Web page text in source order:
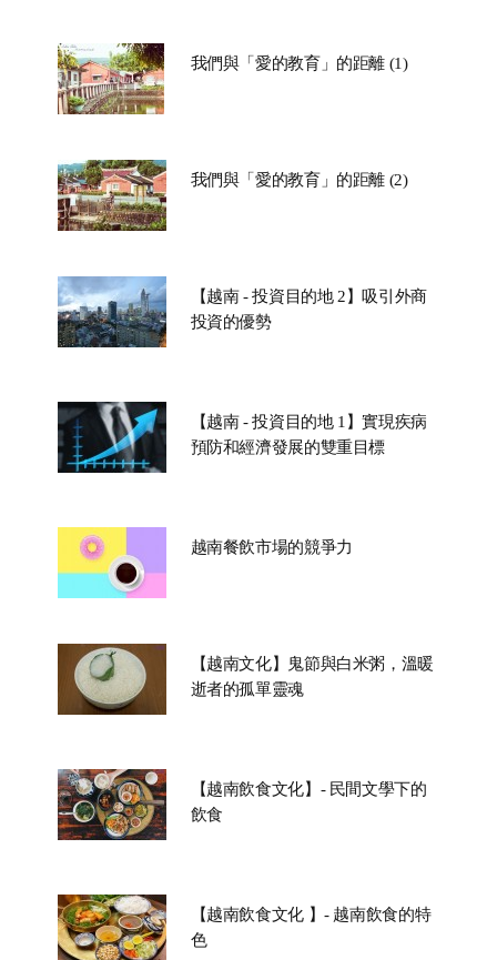
我們與「愛的教育」的距離 (1)
我們與「愛的教育」的距離 (2)
【越南 - 投資目的地 2】吸引外商
投資的優勢
【越南 - 投資目的地 1】實現疾病
預防和經濟發展的雙重目標
越南餐飲市場的競爭力
【越南文化】鬼節與白米粥，溫暖
逝者的孤單靈魂
【越南飲食文化】- 民間文學下的
飲食
【越南飲食文化 】- 越南飲食的特
色